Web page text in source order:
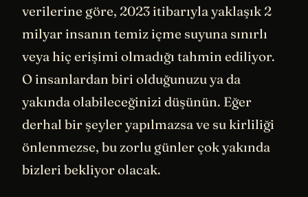
verilerine göre, 2023 itibarıyla yaklaşık 2
milyar insanın temiz içme suyuna sınırlı
veya hiç erişimi olmadığı tahmin ediliyor.
O insanlardan biri olduğunuzu ya da
yakında olabileceğinizi düşünün. Eğer
derhal bir şeyler yapılmazsa ve su kirliliği
önlenmezse, bu zorlu günler çok yakında
bizleri bekliyor olacak.